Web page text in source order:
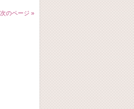
次のページ »